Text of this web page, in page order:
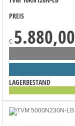
PREIS
€ 5.880,00
LAGERBESTAND